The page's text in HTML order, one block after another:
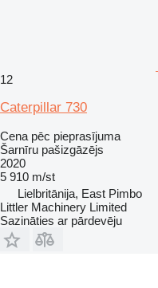
12
Caterpillar 730
Cena pēc pieprasījuma
Šarnīru pašizgāzējs
2020
5 910 m/st
Lielbritānija, East Pimbo
Littler Machinery Limited
Sazināties ar pārdevēju